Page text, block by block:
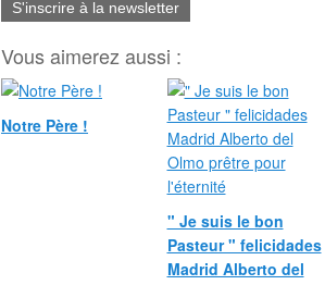
S'inscrire à la newsletter
Vous aimerez aussi :
Notre Père !
" Je suis le bon
Pasteur " felicidades
Madrid Alberto del